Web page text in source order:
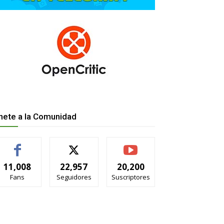
a la Comunidad
11,008
Fans
22,957
Seguidores
20,200
Suscriptores